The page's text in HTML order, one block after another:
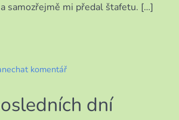
samozřejmě mi předal štafetu. […]
komentář
malé dní